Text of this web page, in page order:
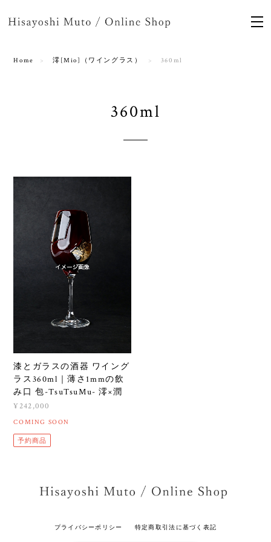
Home 澪[Mio]（ワイングラス） 360ml
360ml
漆とガラスの酒器 ワイング
ラス360ml｜薄さ1mmの飲
み口 包-TsuTsuMu- 澪×潤
¥242,000
COMING SOON
予約商品
プライバシーポリシー 特定商取引法に基づく表記